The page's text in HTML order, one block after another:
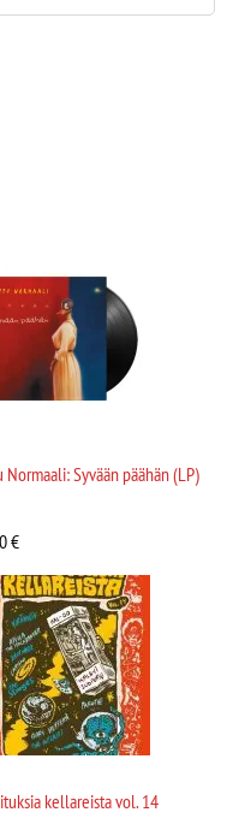
Normaali: Syvään päähän (LP)
€
kellareista vol. 14